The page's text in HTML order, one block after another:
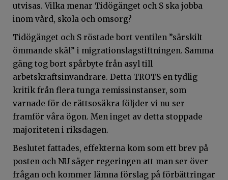
utvisas. Vilka menar Tidögänget och S ska jobba
inom vård, skola och omsorg?
Tidögänget och S röstade bort ventilen ”särskilt
ömmande skäl” i migrationslagstiftningen. Samma
gäng tog bort spårbyte från asyl till
arbetskraftsinvandrare. Detta TROTS en tydlig
kritik från flera tunga remissinstanser, som
varnade för de rättsosäkra följder vi nu ser
framför våra ögon. Men inget av detta stoppade
majoriteten i riksdagen.
Beslutet fattades, effekterna kom som ett brev på
posten och NU säger regeringen att man ser över
frågan och kommer lämna förslag på förbättringar